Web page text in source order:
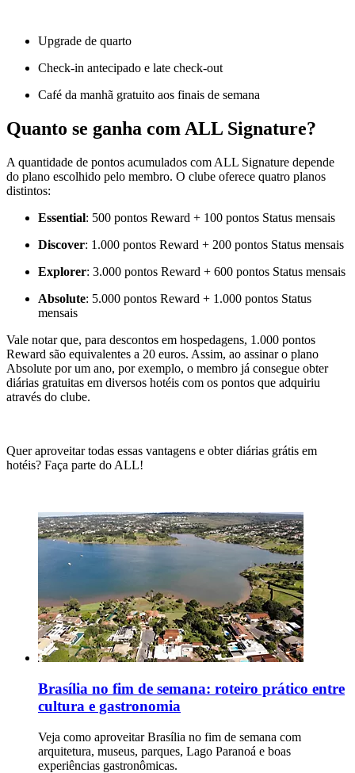
Upgrade de quarto
Check-in antecipado e late check-out
Café da manhã gratuito aos finais de semana
Quanto se ganha com ALL Signature?
A quantidade de pontos acumulados com ALL Signature depende
do plano escolhido pelo membro. O clube oferece quatro planos
distintos:
Essential: 500 pontos Reward + 100 pontos Status mensais
Discover: 1.000 pontos Reward + 200 pontos Status mensais
Explorer: 3.000 pontos Reward + 600 pontos Status mensais
Absolute: 5.000 pontos Reward + 1.000 pontos Status
mensais
Vale notar que, para descontos em hospedagens, 1.000 pontos
Reward são equivalentes a 20 euros. Assim, ao assinar o plano
Absolute por um ano, por exemplo, o membro já consegue obter
diárias gratuitas em diversos hotéis com os pontos que adquiriu
através do clube.
Quer aproveitar todas essas vantagens e obter diárias grátis em
hotéis? Faça parte do ALL!
Brasília no fim de semana: roteiro prático entre
cultura e gastronomia
Veja como aproveitar Brasília no fim de semana com
arquitetura, museus, parques, Lago Paranoá e boas
experiências gastronômicas.